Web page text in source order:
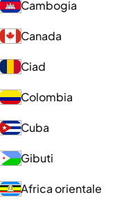
Cambogia
Canada
Ciad
Colombia
Cuba
Gibuti
Africa orientale